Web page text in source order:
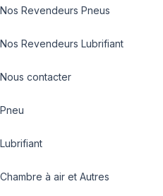
Nos Revendeurs Pneus
Nos Revendeurs Lubrifiant
Nous contacter
Pneu
Lubrifiant
Chambre à air et Autres